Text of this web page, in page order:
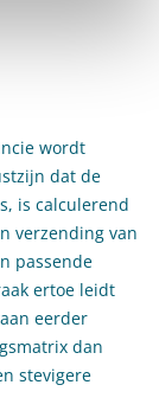
wordt
dat de
is calculerend
verzending van
passende
ertoe leidt
eerder
dan
stevigere